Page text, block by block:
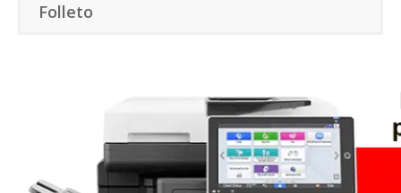
Folleto